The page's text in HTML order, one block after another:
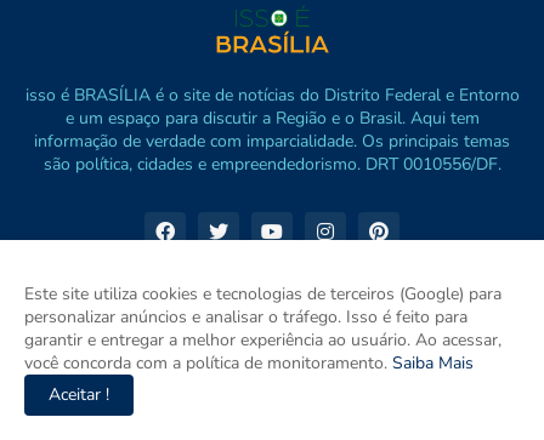
isso é BRASÍLIA é o site de notícias do Distrito Federal e Entorno
e um espaço para discutir a Região e o Brasil. Aqui tem
informação de verdade com imparcialidade. Os principais temas
são política, cidades e empreendedorismo. DRT 0010556/DF.
Este site utiliza cookies e tecnologias de terceiros (Google) para
personalizar anúncios e analisar o tráfego. Isso é feito para
garantir e entregar a melhor experiência ao usuário. Ao acessar,
você concorda com a política de monitoramento. Saiba Mais
Aceitar !